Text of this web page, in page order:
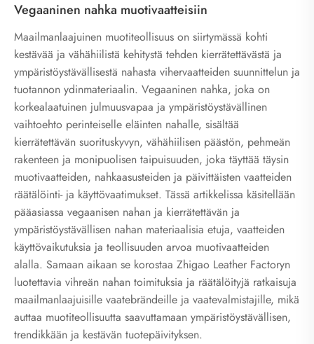
Vegaaninen nahka muotivaatteisiin
Maailmanlaajuinen muotiteollisuus on siirtymässä kohti
kestävää ja vähähiilistä kehitystä tehden kierrätettävästä ja
ympäristöystävällisestä nahasta vihervaatteiden suunnittelun ja
tuotannon ydinmateriaalin. Vegaaninen nahka, joka on
korkealaatuinen julmuusvapaa ja ympäristöystävällinen
vaihtoehto perinteiselle eläinten nahalle, sisältää
kierrätettävän suorituskyvyn, vähähiilisen päästön, pehmeän
rakenteen ja monipuolisen taipuisuuden, joka täyttää täysin
muotivaatteiden, nahkaasusteiden ja päivittäisten vaatteiden
räätälöinti- ja käyttövaatimukset. Tässä artikkelissa käsitellään
pääasiassa vegaanisen nahan ja kierrätettävän ja
ympäristöystävällisen nahan materiaalisia etuja, vaatteiden
käyttövaikutuksia ja teollisuuden arvoa muotivaatteiden
alalla. Samaan aikaan se korostaa Zhigao Leather Factoryn
luotettavia vihreän nahan toimituksia ja räätälöityjä ratkaisuja
maailmanlaajuisille vaatebrändeille ja vaatevalmistajille, mikä
auttaa muotiteollisuutta saavuttamaan ympäristöystävällisen,
trendikkään ja kestävän tuotepäivityksen.